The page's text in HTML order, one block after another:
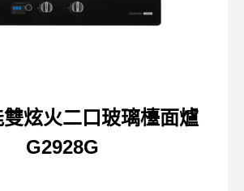
炫火二口玻璃檯面爐
G2928G